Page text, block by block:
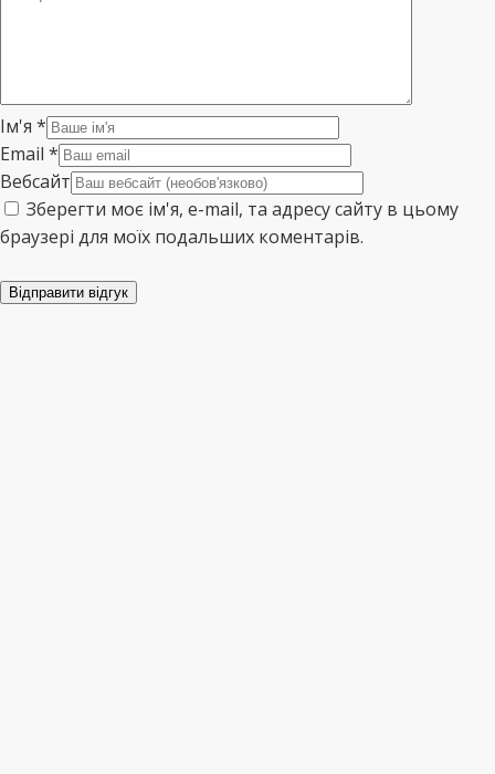
Ім'я *
Email *
Вебсайт
Зберегти моє ім'я, e-mail, та адресу сайту в цьому
браузері для моїх подальших коментарів.
Відправити відгук